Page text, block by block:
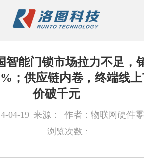
智能门锁市场拉力不足，
；供应链内卷，终端线
价破千元
04-19 来源：
作者：物联网硬件
浏览次数：